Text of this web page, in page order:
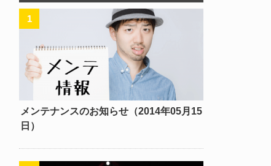
メンテナンスのお知らせ（2014年05月15
日）